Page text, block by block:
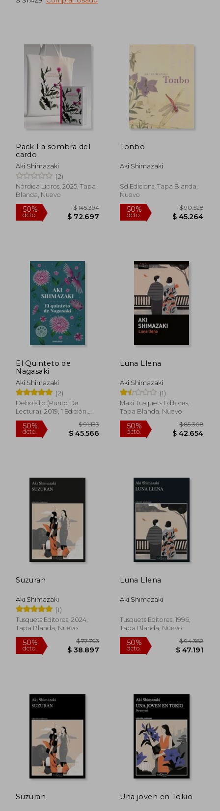
40% $ 70.353
Pack La sombra del
cardo
Aki Shimazaki
(2)
Nórdica Libros, 2025, Tapa
Blanda, Nuevo
50%
dcto.
Tonbo
Aki Shimazaki
Sd.Edicions, Tapa Blanda,
Nuevo
50%
dcto.
El Quinteto de
Nagasaki
Aki Shimazaki
(2)
Debolsillo (Punto De
Lectura), 2019, 1 Edición,
Tapa Blanda, Nuevo
50%
Luna Llena
Aki Shimazaki
(1)
Maxi Tusquets Editores,
Tapa Blanda, Nuevo
50%
dcto.
Suzuran
Aki Shimazaki
(1)
Tusquets Editores, 2024,
Tapa Blanda, Nuevo
Luna Llena
Aki Shimazaki
Tusquets Editores, 1996,
Tapa Blanda, Nuevo
Suzuran Una joven en Tokio